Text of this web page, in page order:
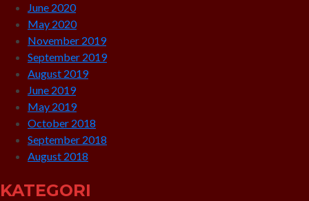
June 2020
May 2020
November 2019
September 2019
August 2019
June 2019
May 2019
October 2018
September 2018
August 2018
KATEGORI